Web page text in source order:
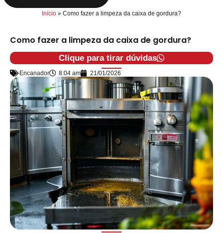
Início » Como fazer a limpeza da caixa de gordura?
Como fazer a limpeza da caixa de gordura?
Clique para tirar dúvidas
Encanador 8:04 am 21/01/2026